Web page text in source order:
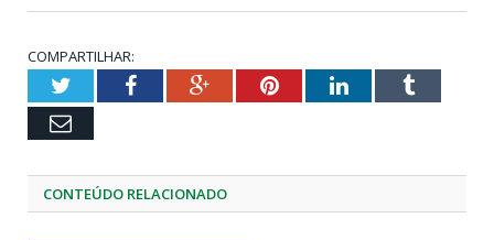
COMPARTILHAR:
TwitterFacebookGoogle+PinterestLinkedInTumblr
Email
CONTEÚDO RELACIONADO